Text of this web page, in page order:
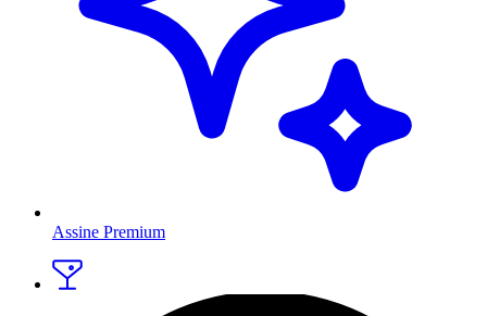
Assine Premium